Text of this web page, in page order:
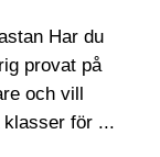
Har du
provat på
och vill
klasser för ...